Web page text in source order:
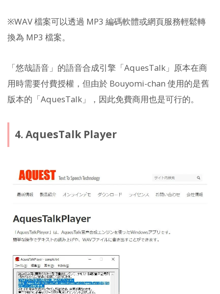
※WAV 檔案可以透過 MP3 編碼軟體或網頁服務輕鬆轉
換為 MP3 檔案。
「悠哉語音」的語音合成引擎「AquesTalk」原本在商
用時需要付費授權，但由於 Bouyomi-chan 使用的是舊
版本的「AquesTalk」，因此免費商用也是可行的。
4. AquesTalk Player